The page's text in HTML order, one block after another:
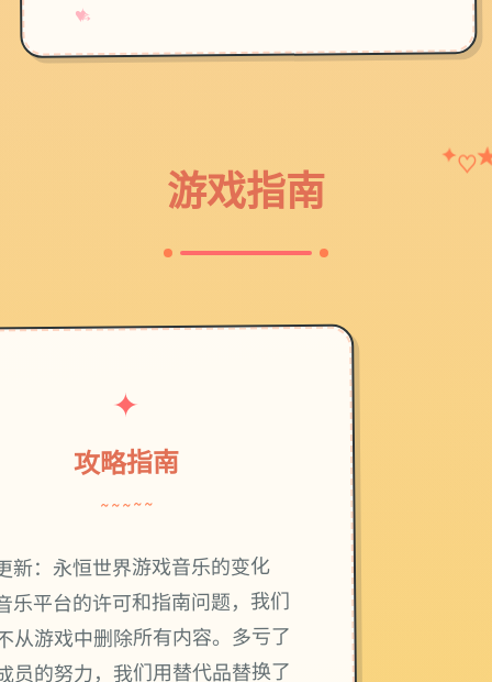
♥
✧
→
游戏指南
✦♡
✦
攻略指南
~~~~~
新：永恒世界游戏音乐的变化
乐平台的许可和指南问题，我们
从游戏中删除所有内容。多亏了